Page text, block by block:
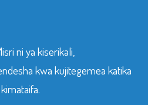
ni ya kiserikali,
kwa kujitegemea katika